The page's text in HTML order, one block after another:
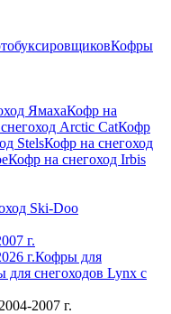
Кофры
ЯмахаКофр на
Arctic CatКофр
StelsКофр на снегоход
Кофр на снегоход Irbis
Ski-Doo
г.
г.Кофры для
для снегоходов Lynx с
2007 г.